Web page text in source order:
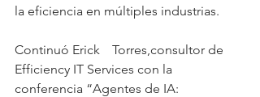
la eficiencia en múltiples industrias.
Continuó Erick	Torres,consultor de
Efficiency IT Services con la
conferencia “Agentes de IA: